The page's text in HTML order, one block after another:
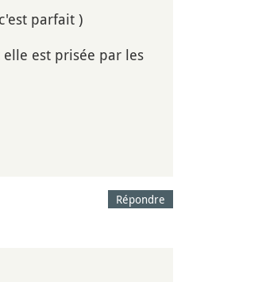
parfait )
est prisée par les
Répondre